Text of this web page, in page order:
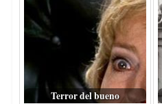
Terror del bueno